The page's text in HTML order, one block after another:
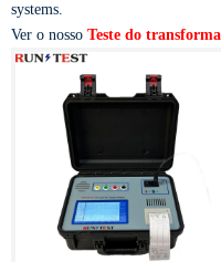
systems.
Ver o nosso Teste do